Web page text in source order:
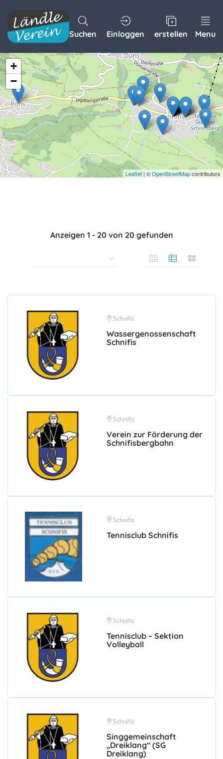
Suchen Einloggen erstellen Menu
Anzeigen 1 - 20von 20gefunden
Schnifis
Wassergenossenschaft
Schnifis
Schnifis
Verein zur Förderung der
Schnifisbergbahn
Schnifis
Tennisclub Schnifis
Schnifis
Tennisclub – Sektion
Volleyball
Schnifis
Singgemeinschaft
„Dreiklang“ (SG
Dreiklang)
+
−
Leaflet | ©OpenStreetMapcontributors